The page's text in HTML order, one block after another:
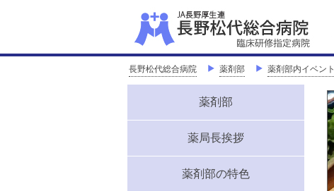
長野松代総合病院 ＞
薬剤部 ＞
薬剤部内イベント
薬剤部
薬局長挨拶
薬剤部の特色